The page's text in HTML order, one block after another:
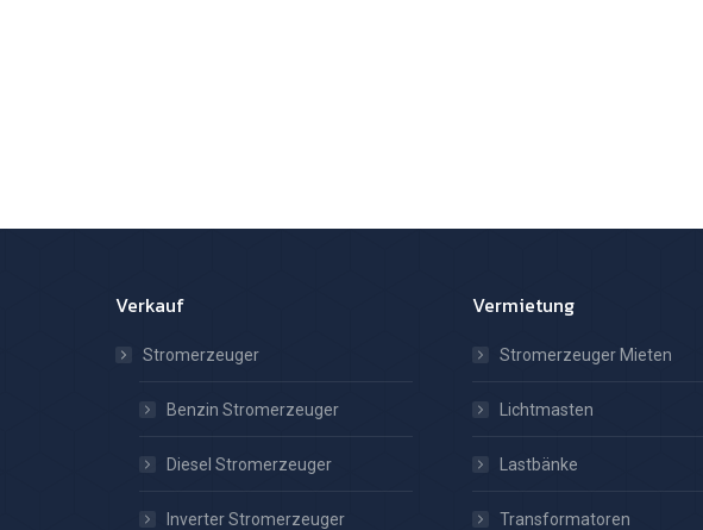
Verkauf
Stromerzeuger
Benzin Stromerzeuger
Diesel Stromerzeuger
Inverter Stromerzeuger
Vermietung
Stromerzeuger Mieten
Lichtmasten
Lastbänke
Transformatoren